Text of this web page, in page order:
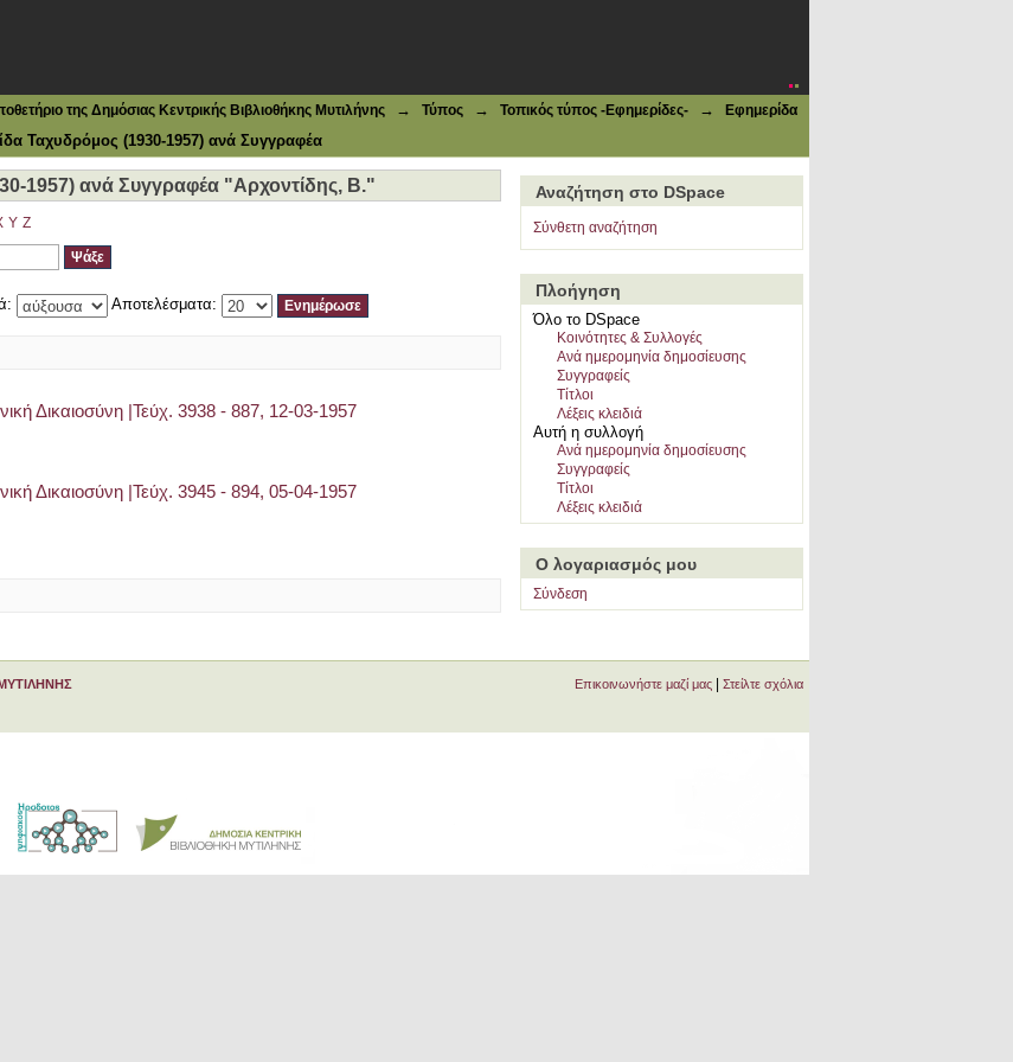
της Δημόσιας Κεντρικής Βιβλιοθήκης Μυτιλήνης → Τύπος → Τοπικός τύπος -Εφημερίδες- →
Εφημερίδα
Ταχυδρόμος (1930-1957) ανά Συγγραφέα
1957) ανά Συγγραφέα "Αρχοντίδης, Β."
Y Z
Αποτελέσματα:
Δικαιοσύνη |Τεύχ. 3938 - 887, 12-03-1957
Δικαιοσύνη |Τεύχ. 3945 - 894, 05-04-1957
Αναζήτηση στο DSpace
Σύνθετη αναζήτηση
Πλοήγηση
Όλο το DSpace
Κοινότητες & Συλλογές
Ανά ημερομηνία δημοσίευσης
Συγγραφείς
Τίτλοι
Λέξεις κλειδιά
Αυτή η συλλογή
Ανά ημερομηνία δημοσίευσης
Συγγραφείς
Τίτλοι
Λέξεις κλειδιά
Ο λογαριασμός μου
Σύνδεση
Επικοινωνήστε μαζί μας Στείλτε σχόλια